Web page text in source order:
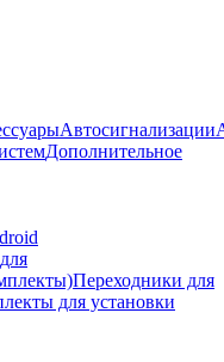
Автосигнализации
Дополнительное
Переходники для
для установки